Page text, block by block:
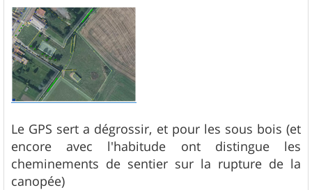
Le GPS sert a dégrossir, et pour les sous bois (et
encore avec l'habitude ont distingue les
cheminements de sentier sur la rupture de la
canopée)